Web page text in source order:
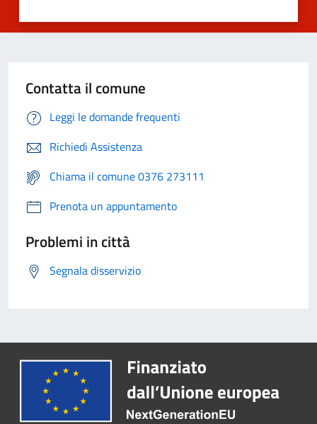
Contatta il comune
Leggi le domande frequenti
Richiedi Assistenza
Chiama il comune 0376 273111
Prenota un appuntamento
Problemi in città
Segnala disservizio